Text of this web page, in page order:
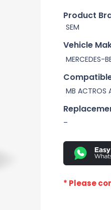
Product
SEM
Vehicle
MERCEDES-
MB ACTROS
–
* Please